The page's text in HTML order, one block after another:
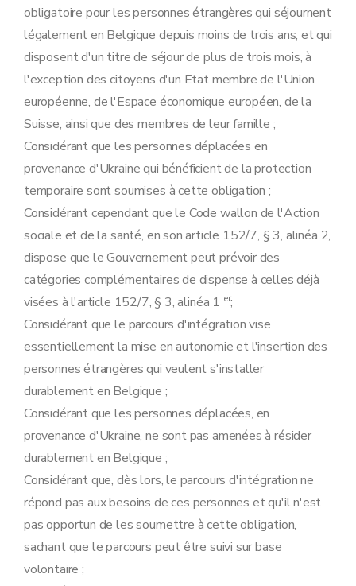
obligatoire pour les personnes étrangères qui séjournent
légalement en Belgique depuis moins de trois ans, et qui
disposent d'un titre de séjour de plus de trois mois, à
l'exception des citoyens d'un Etat membre de l'Union
européenne, de l'Espace économique européen, de la
Suisse, ainsi que des membres de leur famille ;
Considérant que les personnes déplacées en
provenance d'Ukraine qui bénéficient de la protection
temporaire sont soumises à cette obligation ;
Considérant cependant que le Code wallon de l'Action
sociale et de la santé, en son article 152/7, § 3, alinéa 2,
dispose que le Gouvernement peut prévoir des
catégories complémentaires de dispense à celles déjà
visées à l'article 152/7, § 3, alinéa 1 er;
Considérant que le parcours d'intégration vise
essentiellement la mise en autonomie et l'insertion des
personnes étrangères qui veulent s'installer
durablement en Belgique ;
Considérant que les personnes déplacées, en
provenance d'Ukraine, ne sont pas amenées à résider
durablement en Belgique ;
Considérant que, dès lors, le parcours d'intégration ne
répond pas aux besoins de ces personnes et qu'il n'est
pas opportun de les soumettre à cette obligation,
sachant que le parcours peut être suivi sur base
volontaire ;